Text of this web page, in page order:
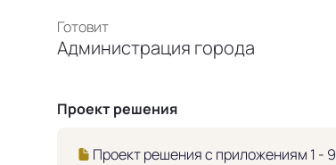
Готовит
Администрация города
Проект решения
Проект решения с приложениям 1 - 9